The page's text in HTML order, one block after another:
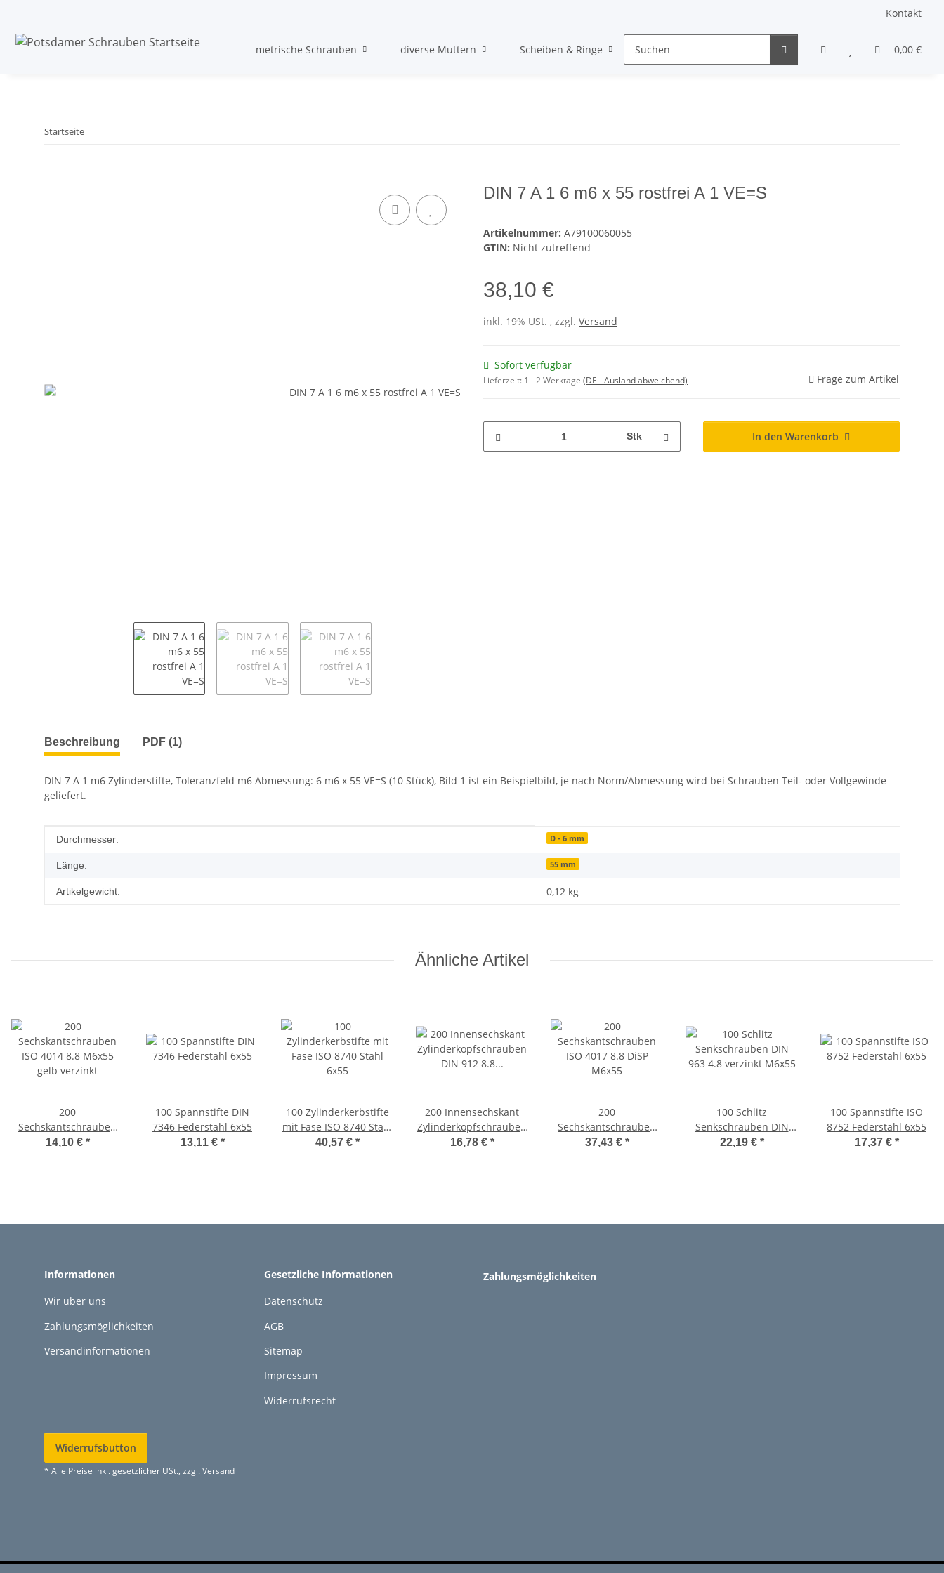
Kontakt
0,00 €
metrische Schrauben diverse Muttern Scheiben & Ringe Gewindestifte & Stifte andere Schrauben
Startseite
DIN 7 A 1 6 m6 x 55 rostfrei A 1 VE=S
Artikelnummer: A79100060055
GTIN: Nicht zutreffend
38,10 €
inkl. 19% USt. , zzgl. Versand
Sofort verfügbar
Lieferzeit: 1 - 2 Werktage (DE - Ausland abweichend) Frage zum Artikel
Stk In den Warenkorb
weitere Registerkarten anzeigen
Beschreibung PDF (1)
DIN 7 A 1 m6 Zylinderstifte, Toleranzfeld m6 Abmessung: 6 m6 x 55 VE=S (10 Stück), Bild 1 ist ein Beispielbild, je nach Norm/Abmessung wird bei Schrauben Teil- oder Vollgewinde
geliefert.
Produkteigenschaft
Wert
Durchmesser: D - 6 mm
Länge: 55 mm
Artikelgewicht: 0,12 kg
Ähnliche Artikel
200
Sechskantschrauben
ISO 4014 8.8 M6x55
14,10 € *
100 Spannstifte DIN
7346 Federstahl 6x55
13,11 € *
100 Zylinderkerbstifte
mit Fase ISO 8740 Stahl
6x55
40,57 € *
200 Innensechskant
Zylinderkopfschrauben
DIN 912 8.8 verzinkt
16,78 € *
200
Sechskantschrauben
ISO 4017 8.8 DiSP
37,43 € *
100 Schlitz
Senkschrauben DIN
963 4.8 verzinkt M6x55
22,19 € *
100 Spannstifte ISO
8752 Federstahl 6x55
17,37 € *
Informationen
Wir über uns
Zahlungsmöglichkeiten
Versandinformationen
Gesetzliche Informationen
Datenschutz
AGB
Sitemap
Impressum
Widerrufsrecht
Zahlungsmöglichkeiten
Widerrufsbutton
* Alle Preise inkl. gesetzlicher USt., zzgl.Versand